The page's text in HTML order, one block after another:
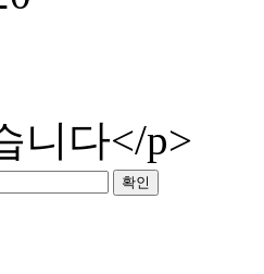
니다</p>
확인